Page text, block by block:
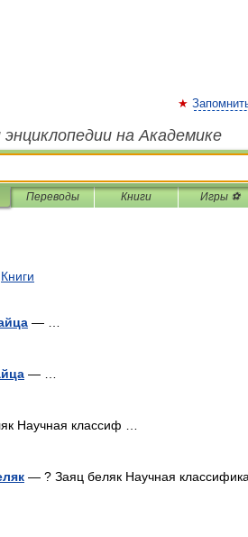
энциклопедии на Академике
Переводы Книги Игры ⚽
Книги
— …
— …
Научная классиф …
— ? Заяц беляк Научная